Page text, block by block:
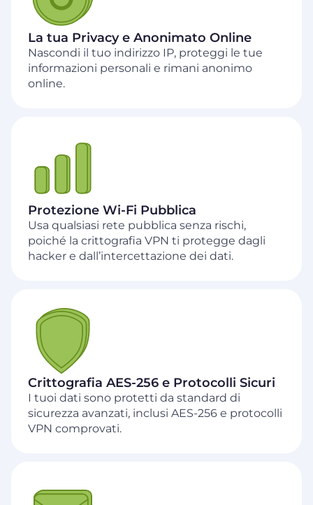
La tua Privacy e Anonimato Online
Nascondi il tuo indirizzo IP, proteggi le tue
informazioni personali e rimani anonimo
online.
Protezione Wi‑Fi Pubblica
Usa qualsiasi rete pubblica senza rischi,
poiché la crittografia VPN ti protegge dagli
hacker e dall’intercettazione dei dati.
Crittografia AES‑256 e Protocolli Sicuri
I tuoi dati sono protetti da standard di
sicurezza avanzati, inclusi AES-256 e protocolli
VPN comprovati.